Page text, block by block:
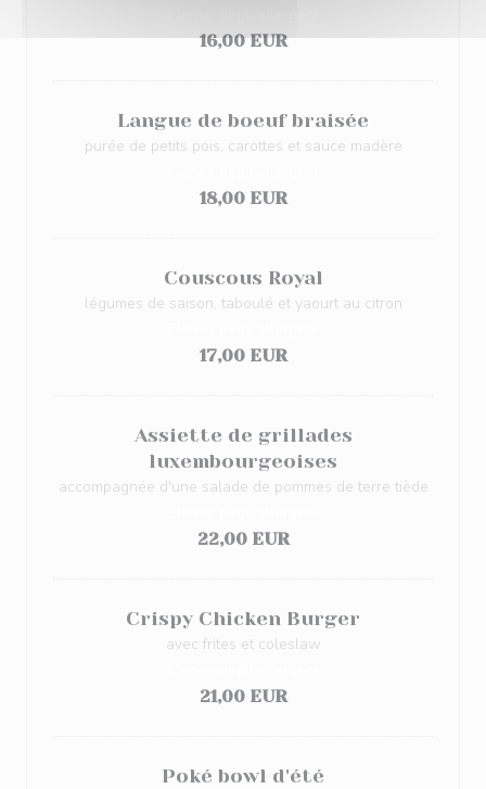
16,00 EUR
Langue de boeuf braisée
purée de petits pois, carottes et sauce madère
18,00 EUR
Couscous Royal
légumes de saison, taboulé et yaourt au citron
17,00 EUR
Assiette de grillades
luxembourgeoises
accompagnée d'une salade de pommes de terre tiède
22,00 EUR
Crispy Chicken Burger
avec frites et coleslaw
21,00 EUR
Poké bowl d'été